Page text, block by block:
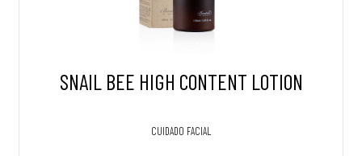
SNAIL BEE HIGH CONTENT LOTION
CUIDADO FACIAL